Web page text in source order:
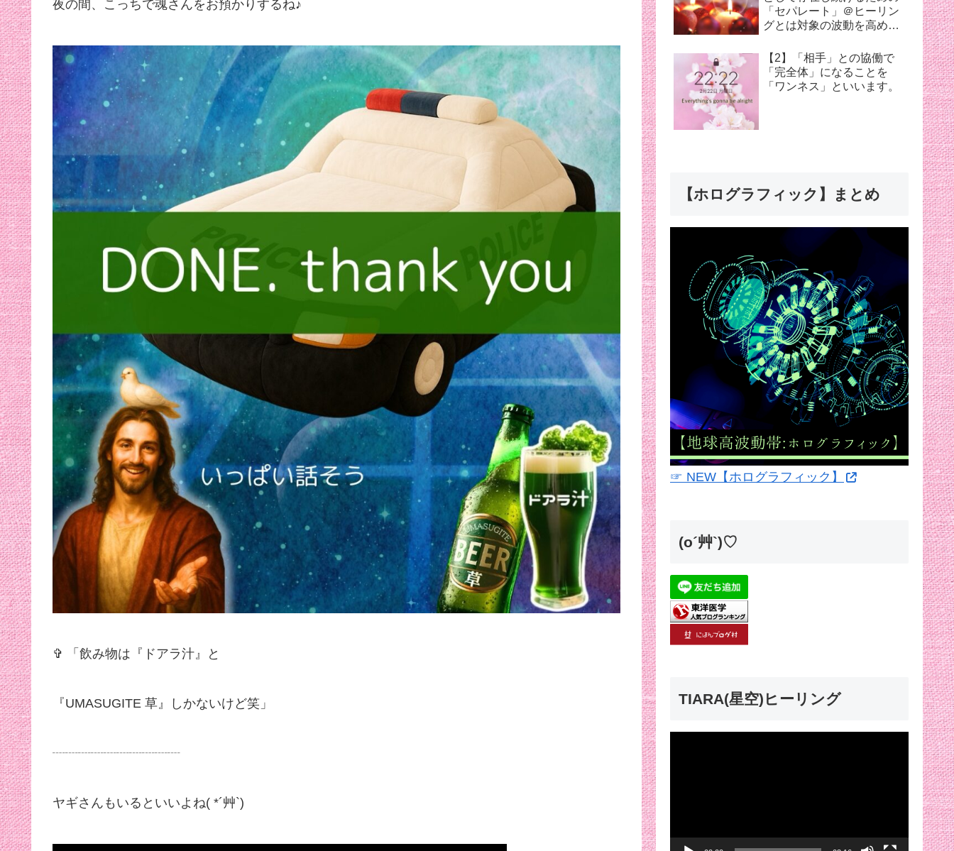
夜の間、こっちで魂さんをお預かりするね♪
✞ 「飲み物は『ドアラ汁』と
『UMASUGITE 草』しかないけど笑」
┈┈┈┈┈┈┈┈┈┈
ヤギさんもいるといいよね( *´艸`)
「セパレート」＠ヒーリン
グとは対象の波動を高め癒
【2】「相手」との協働で
「完全体」になることを
「ワンネス」といいます。
【ホログラフィック】まとめ
☞ NEW【ホログラフィック】
(o´艸`)♡
TIARA(星空)ヒーリング